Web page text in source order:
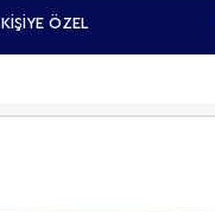
KİŞİYE ÖZEL